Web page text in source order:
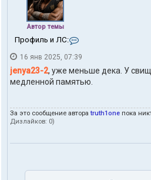
Автор темы
Профиль и ЛС:
н
т
к
п
ь
в
16 янв 2025, 07:39
jenya23-2, уже меньше дека. У
медленной памятью.
За это сообщение автораtruth1one пока
Дизлайков: 0)